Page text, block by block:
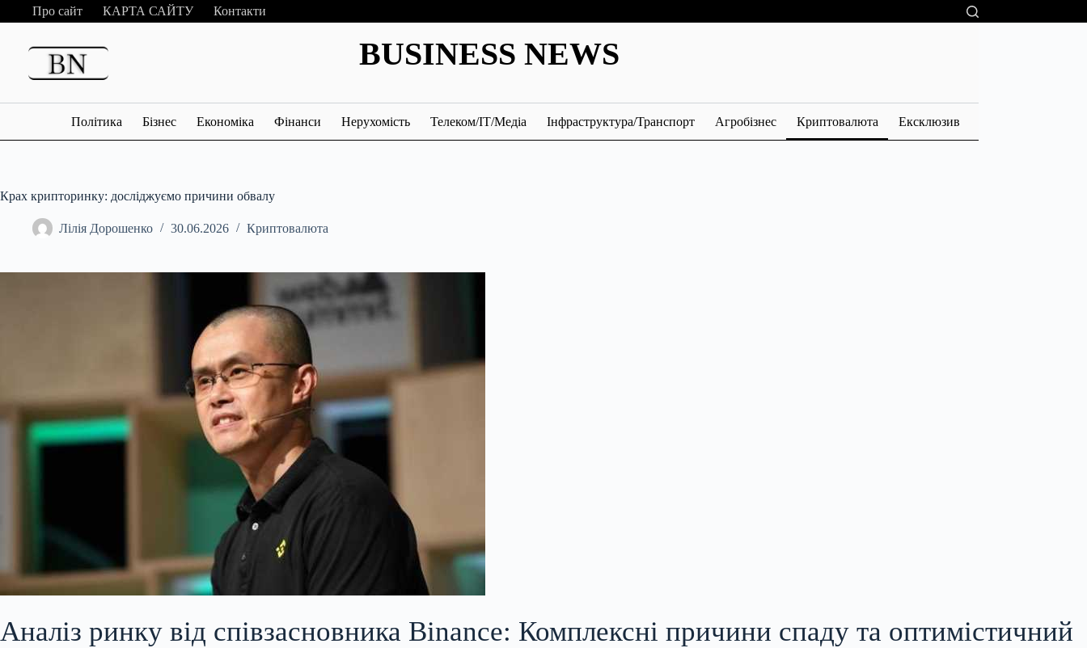
Перейти
до
Про сайт КАРТА САЙТУ Контакти
BUSINESS NEWS
Політика Бізнес Економіка Фінанси Нерухомість Телеком/ІТ/Медіа Інфраструктура/Транспорт Агробізнес Криптовалюта Ексклюзив
Крах крипторинку: досліджуємо причини обвалу
Лілія Дорошенко 30.06.2026 Криптовалюта
Аналіз ринку від співзасновника Binance: Комплексні причини спаду та оптимістичний